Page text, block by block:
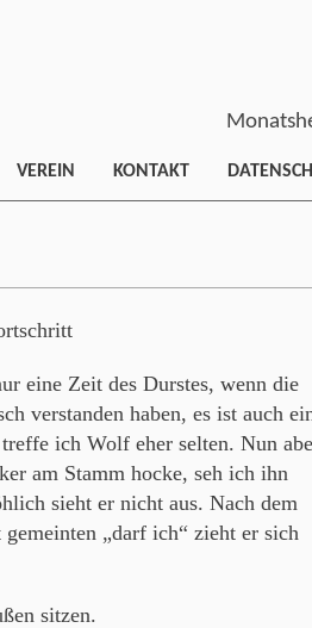
VEREIN KONTAKT
eine Zeit des Durstes, wenn die
verstanden haben, es ist auch
ich Wolf eher selten. Nun
am Stamm hocke, seh ich ihn
sieht er nicht aus. Nach dem
„darf ich“ zieht er sich
sitzen.